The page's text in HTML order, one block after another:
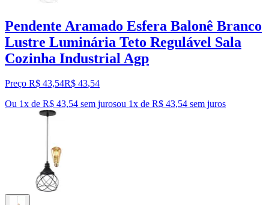
Pendente Aramado Esfera Balonê Branco
Lustre Luminária Teto Regulável Sala
Cozinha Industrial Agp
Preço R$ 43,54R$ 43,54
Ou 1x de R$ 43,54 sem jurosou 1x de R$ 43,54 sem juros